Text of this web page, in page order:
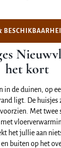
het kort
in de duinen, op
ligt. De
Met twee
het jullie aan
buiten op het